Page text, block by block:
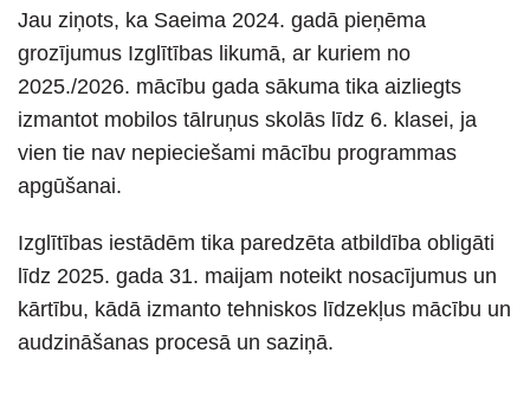
Jau ziņots, ka Saeima 2024. gadā pieņēma
grozījumus Izglītības likumā, ar kuriem no
2025./2026. mācību gada sākuma tika aizliegts
izmantot mobilos tālruņus skolās līdz 6. klasei, ja
vien tie nav nepieciešami mācību programmas
apgūšanai.
Izglītības iestādēm tika paredzēta atbildība obligāti
līdz 2025. gada 31. maijam noteikt nosacījumus un
kārtību, kādā izmanto tehniskos līdzekļus mācību un
audzināšanas procesā un saziņā.